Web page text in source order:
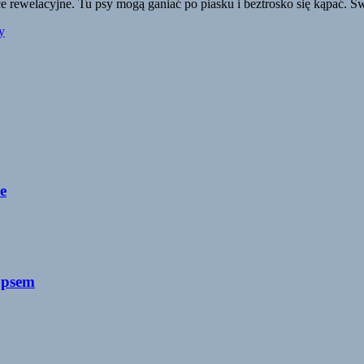
Tu psy mogą ganiać po piasku i beztrosko się kąpać.